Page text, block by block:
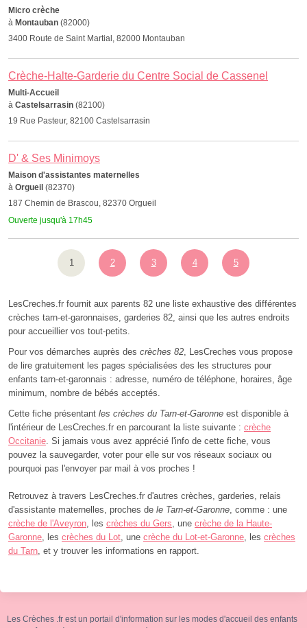
Micro crèche
à Montauban (82000)
3400 Route de Saint Martial, 82000 Montauban
Crèche-Halte-Garderie du Centre Social de Cassenel
Multi-Accueil
à Castelsarrasin (82100)
19 Rue Pasteur, 82100 Castelsarrasin
D' & Ses Minimoys
Maison d'assistantes maternelles
à Orgueil (82370)
187 Chemin de Brascou, 82370 Orgueil
Ouverte jusqu'à 17h45
1 2 3 4 5
LesCreches.fr fournit aux parents 82 une liste exhaustive des différentes
crèches tarn-et-garonnaises, garderies 82, ainsi que les autres endroits
pour accueillier vos tout-petits.
Pour vos démarches auprès des crèches 82, LesCreches vous propose
de lire gratuitement les pages spécialisées des les structures pour
enfants tarn-et-garonnais : adresse, numéro de téléphone, horaires, âge
minimum, nombre de bébés acceptés.
Cette fiche présentant les crèches du Tarn-et-Garonne est disponible à
l'intérieur de LesCreches.fr en parcourant la liste suivante : crèche
Occitanie. Si jamais vous avez apprécié l'info de cette fiche, vous
pouvez la sauvegarder, voter pour elle sur vos réseaux sociaux ou
pourquoi pas l'envoyer par mail à vos proches !
Retrouvez à travers LesCreches.fr d'autres crèches, garderies, relais
d'assistante maternelles, proches de le Tarn-et-Garonne, comme : une
crèche de l'Aveyron, les crèches du Gers, une crèche de la Haute-
Garonne, les crèches du Lot, une crèche du Lot-et-Garonne, les crèches
du Tarn, et y trouver les informations en rapport.
Les Crèches .fr est un portail d'information sur les modes d'accueil des enfants